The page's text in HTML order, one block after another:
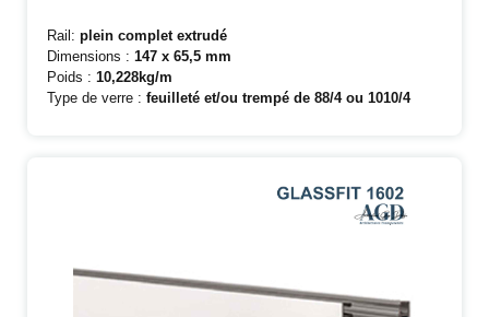
Rail: plein complet extrudé
Dimensions : 147 x 65,5 mm
Poids : 10,228kg/m
Type de verre : feuilleté et/ou trempé de 88/4 ou 1010/4